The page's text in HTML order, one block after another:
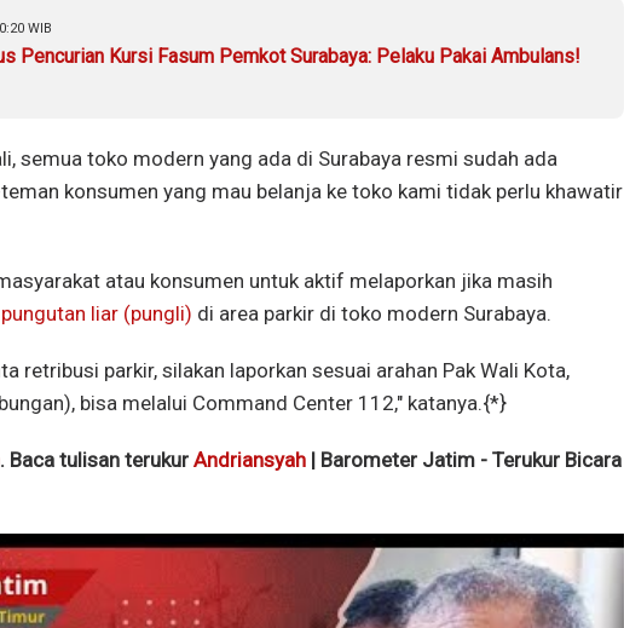
WIB
Pencurian Kursi Fasum Pemkot Surabaya: Pelaku Pakai Ambulans!
semua toko modern yang ada di Surabaya resmi sudah ada
konsumen yang mau belanja ke toko kami tidak perlu khawatir
atau konsumen untuk aktif melaporkan jika masih
pungutan liar (pungli) di area parkir di toko modern Surabaya.
retribusi parkir, silakan laporkan sesuai arahan Pak Wali Kota,
bisa melalui Command Center 112," katanya.{*}
. Baca tulisan terukur Andriansyah | Barometer Jatim - Terukur Bicara